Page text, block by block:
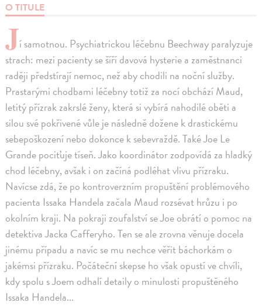
O TITULE
Jí samotnou. Psychiatrickou léčebnu Beechway paralyzuje
strach: mezi pacienty se šíří davová hysterie a zaměstnanci
raději předstírají nemoc, než aby chodili na noční služby.
Prastarými chodbami léčebny totiž za nocí obchází Maud,
letitý přízrak zakrslé ženy, která si vybírá nahodilé oběti a
silou své pokřivené vůle je následně dožene k drastickému
sebepoškození nebo dokonce k sebevraždě. Také Joe Le
Grande pociťuje tíseň. Jako koordinátor zodpovídá za hladký
chod léčebny, avšak i on začíná podléhat vlivu přízraku.
Navícse zdá, že po kontroverzním propuštění problémového
pacienta Issaka Handela začala Maud rozsévat hrůzu i po
okolním kraji. Na pokraji zoufalství se Joe obrátí o pomoc na
detektiva Jacka Cafferyho. Ten se ale zrovna věnuje docela
jinému případu a navíc se mu nechce věřit báchorkám o
jakémsi přízraku. Počáteční skepse ho však opustí ve chvíli,
kdy spolu s Joem odhalí detaily o minulosti propuštěného
Issaka Handela...